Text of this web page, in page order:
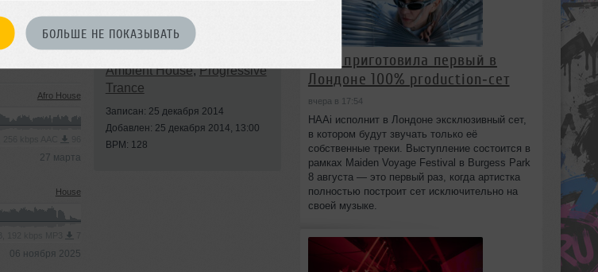
БОЛЬШЕ НЕ ПОКАЗЫВАТЬ
Afro House
27 марта
House
06 ноября 2025
Стили: Progressive House
Ambient House,Progressive
Trance
Записан: 25 декабря 2014
Добавлен: 25 декабря 2014, 13:00
BPM: 128
HAAi приготовила первый в
Лондоне 100% production‑сет
вчера в 17:54
HAAi исполнит в Лондоне эксклюзивный сет,
в котором будут звучать только её
собственные треки. Выступление состоится в
рамках Maiden Voyage Festival в Burgess Park
8 августа — это первый раз, когда артистка
полностью построит сет исключительно на
своей музыке.